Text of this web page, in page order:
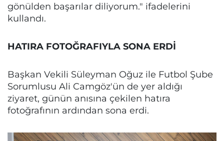
gönülden başarılar diliyorum." ifadelerini
kullandı.
HATIRA FOTOĞRAFIYLA SONA ERDİ
Başkan Vekili Süleyman Oğuz ile Futbol Şube
Sorumlusu Ali Camgöz'ün de yer aldığı
ziyaret, günün anısına çekilen hatıra
fotoğrafının ardından sona erdi.